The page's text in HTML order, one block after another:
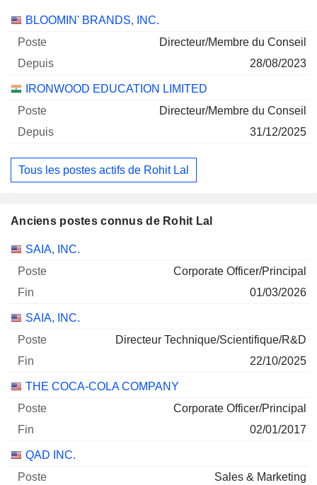
Sociétés Poste Début
BLOOMIN' BRANDS, INC.
Directeur/Membre du Conseil
28/08/2023
IRONWOOD EDUCATION LIMITED
Directeur/Membre du Conseil
31/12/2025
Tous les postes actifs de Rohit Lal
Anciens postes connus de Rohit Lal
Sociétés Poste
SAIA, INC.
Corporate Officer/Principal
01/03/2026
SAIA, INC.
Directeur Technique/Scientifique/R&D
22/10/2025
THE COCA-COLA COMPANY
Corporate Officer/Principal
02/01/2017
QAD INC.
Sales & Marketing